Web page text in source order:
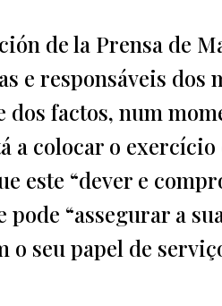
de la Prensa de
e responsáveis dos
dos factos, num
a colocar o
este “dever e
pode “assegurar a
o seu papel de